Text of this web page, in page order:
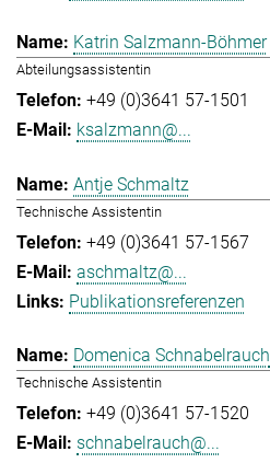
Katrin Salzmann-Böhmer
Abteilungsassistentin
+49 (0)3641 57-1501
ksalzmann@...
Antje Schmaltz
Technische Assistentin
+49 (0)3641 57-1567
aschmaltz@...
Publikationsreferenzen
Domenica Schnabelrauch
Technische Assistentin
+49 (0)3641 57-1520
schnabelrauch@...